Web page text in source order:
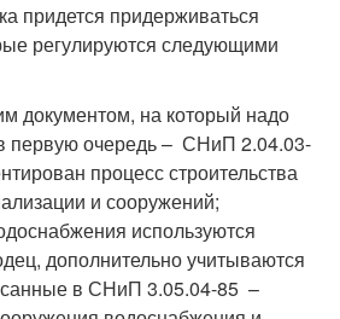
придется придерживаться
регулируются следующими
документом, на который надо
первую очередь – СНиП 2.04.03-
процесс строительства
и сооружений;
используются
дополнительно учитываются
в СНиП 3.05.04-85 –